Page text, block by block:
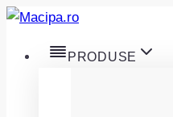
Skip
content
PRODUSE